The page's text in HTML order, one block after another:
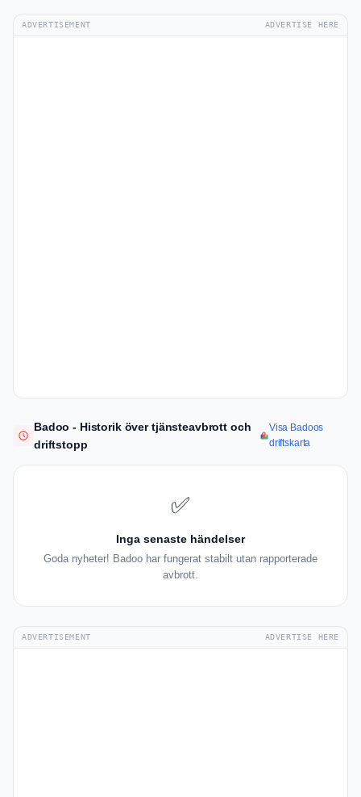
ADVERTISEMENT ADVERTISE HERE
Badoo - Historik över tjänsteavbrott och
driftstopp
Visa Badoos
driftskarta
✅
Inga senaste händelser
Goda nyheter! Badoo har fungerat stabilt utan rapporterade
avbrott.
ADVERTISEMENT ADVERTISE HERE